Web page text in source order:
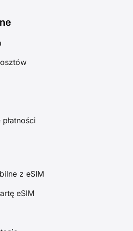
z eSIM
eSIM